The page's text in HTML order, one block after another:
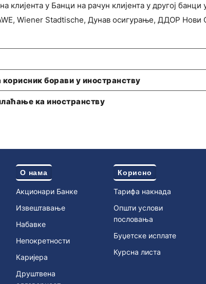
клијента у Банци на рачун клијента у другој
Wiener Stadtische, Дунав осигурање, ДДОР Нови
борави у иностранству
ка иностранству
О нама
Акционари Банке
Извештавање
Набавке
Непокретности
Каријера
Друштвена
Корисно
Тарифа накнада
Општи услови
пословања
Буџетске исплате
Курсна листа